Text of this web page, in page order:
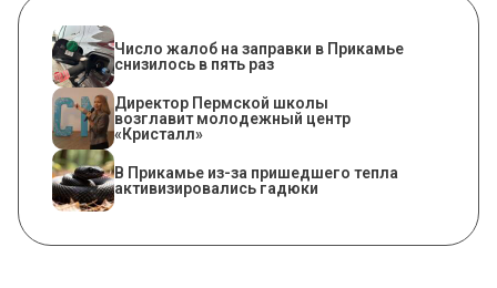
Число жалоб на заправки в Прикамье
снизилось в пять раз
​Директор Пермской школы
возглавит молодежный центр
«Кристалл»
​В Прикамье из-за пришедшего тепла
активизировались гадюки